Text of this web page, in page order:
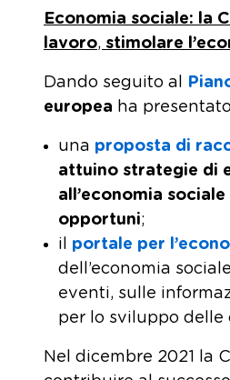
Economia sociale: la
lavoro, stimolare
Dando seguito al
europea ha
una proposta di
attuino strategie di
all’economia
opportuni;
il portale per
dell’economia
eventi, sulle
per lo sviluppo delle
Nel dicembre 2021 la